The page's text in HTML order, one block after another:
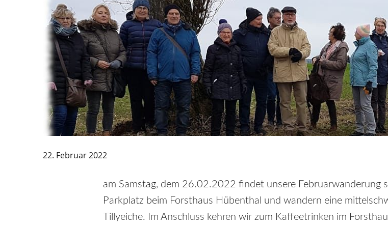
22. Februar 2022
am Samstag, dem 26.02.2022 findet unsere
Parkplatz beim Forsthaus Hübenthal und wandern eine
Tillyeiche. Im Anschluss kehren wir zum Kaffeetrinken im